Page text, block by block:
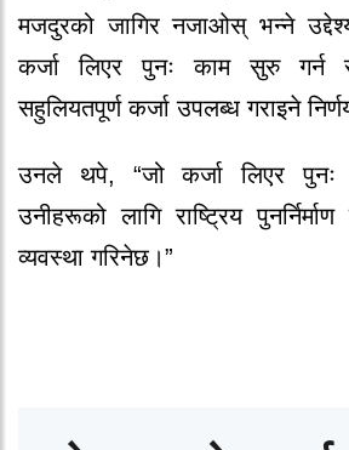
मजदुरको जागिर नजाओस् भन्ने
कर्जा लिएर पुनः काम सुरु गर्न
सहुलियतपूर्ण कर्जा उपलब्ध गराइने
उनले थपे, “जो कर्जा लिएर पुनः
उनीहरूको लागि राष्ट्रिय
व्यवस्था गरिनेछ।”